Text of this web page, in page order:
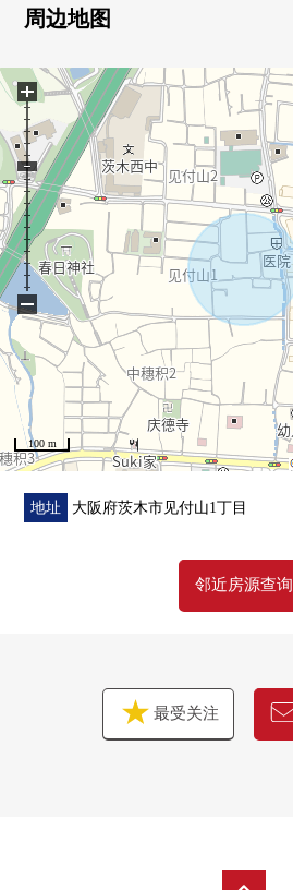
○ 4SLDK的房型
○ 有舒适的约21.7张塌塌米LDK
○ 有超过6.0张塌塌米各居室，壁橱
○ 开放式厨房、IH厨房
○ 有风趣的屋内庭园
○ 有窗的浴室
○ 有步入式衣帽间
○ 有停车场4台分(有出自车型的限制)
○ 礼貌地使用室内
周边地图
100 m
+
−
地址 大阪府茨木市见付山1丁目
邻近房源查询
最受关注